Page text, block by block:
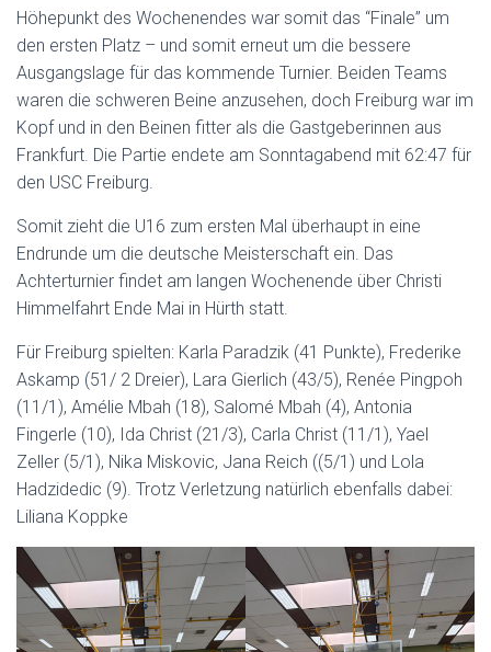
Höhepunkt des Wochenendes war somit das “Finale” um
den ersten Platz – und somit erneut um die bessere
Ausgangslage für das kommende Turnier. Beiden Teams
waren die schweren Beine anzusehen, doch Freiburg war im
Kopf und in den Beinen fitter als die Gastgeberinnen aus
Frankfurt. Die Partie endete am Sonntagabend mit 62:47 für
den USC Freiburg.
Somit zieht die U16 zum ersten Mal überhaupt in eine
Endrunde um die deutsche Meisterschaft ein. Das
Achterturnier findet am langen Wochenende über Christi
Himmelfahrt Ende Mai in Hürth statt.
Für Freiburg spielten: Karla Paradzik (41 Punkte), Frederike
Askamp (51/ 2 Dreier), Lara Gierlich (43/5), Renée Pingpoh
(11/1), Amélie Mbah (18), Salomé Mbah (4), Antonia
Fingerle (10), Ida Christ (21/3), Carla Christ (11/1), Yael
Zeller (5/1), Nika Miskovic, Jana Reich ((5/1) und Lola
Hadzidedic (9). Trotz Verletzung natürlich ebenfalls dabei:
Liliana Koppke